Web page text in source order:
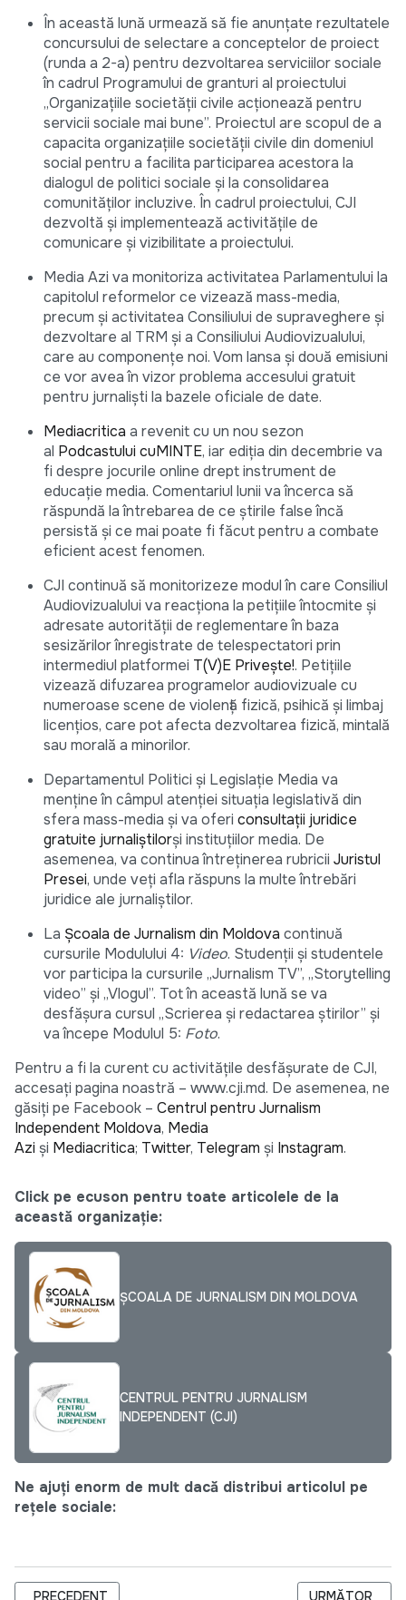
În această lună urmează să fie anunțate rezultatele
concursului de selectare a conceptelor de proiect
(runda a 2-a) pentru dezvoltarea serviciilor sociale
în cadrul Programului de granturi al proiectului
„Organizațiile societății civile acționează pentru
servicii sociale mai bune”. Proiectul are scopul de a
capacita organizațiile societății civile din domeniul
social pentru a facilita participarea acestora la
dialogul de politici sociale și la consolidarea
comunităților incluzive. În cadrul proiectului, CJI
dezvoltă și implementează activitățile de
comunicare și vizibilitate a proiectului.
Media Azi va monitoriza activitatea Parlamentului la
capitolul reformelor ce vizează mass-media,
precum și activitatea Consiliului de supraveghere și
dezvoltare al TRM și a Consiliului Audiovizualului,
care au componențe noi. Vom lansa și două emisiuni
ce vor avea în vizor problema accesului gratuit
pentru jurnaliști la bazele oficiale de date.
Mediacritica a revenit cu un nou sezon
al Podcastului cuMINTE, iar ediția din decembrie va
fi despre jocurile online drept instrument de
educație media. Comentariul lunii va încerca să
răspundă la întrebarea de ce știrile false încă
persistă și ce mai poate fi făcut pentru a combate
eficient acest fenomen.
CJI continuă să monitorizeze modul în care Consiliul
Audiovizualului va reacționa la petiţiile întocmite și
adresate autorității de reglementare în baza
sesizărilor înregistrate de telespectatori prin
intermediul platformei T(V)E Privește!. Petițiile
vizează difuzarea programelor audiovizuale cu
numeroase scene de violență fizică, psihică și limbaj
licențios, care pot afecta dezvoltarea fizică, mintală
sau morală a minorilor.
Departamentul Politici și Legislație Media va
menține în câmpul atenției situația legislativă din
sfera mass-media și va oferi consultații juridice
gratuite jurnaliștilorși instituțiilor media. De
asemenea, va continua întreținerea rubricii Juristul
Presei, unde veți afla răspuns la multe întrebări
juridice ale jurnaliștilor.
La Şcoala de Jurnalism din Moldova continuă
cursurile Modulului 4: Video. Studenții și studentele
vor participa la cursurile „Jurnalism TV”, „Storytelling
video” și „Vlogul”. Tot în această lună se va
desfășura cursul „Scrierea și redactarea știrilor” și
va începe Modulul 5: Foto.
Pentru a fi la curent cu activitățile desfășurate de CJI,
accesați pagina noastră – www.cji.md. De asemenea, ne
găsiți pe Facebook – Centrul pentru Jurnalism
Independent Moldova, Media
Azi și Mediacritica; Twitter, Telegram și Instagram.
Click pe ecuson pentru toate articolele de la
această organizație:
ȘCOALA DE JURNALISM DIN MOLDOVA
CENTRUL PENTRU JURNALISM
INDEPENDENT (CJI)
Ne ajuți enorm de mult dacă distribui articolul pe
rețele sociale:
ARTICOL PRECEDENT: UN STUDIU DESPRE RELAȚIILE DE
PRECEDENT ARTICOLUL
URMĂTOR